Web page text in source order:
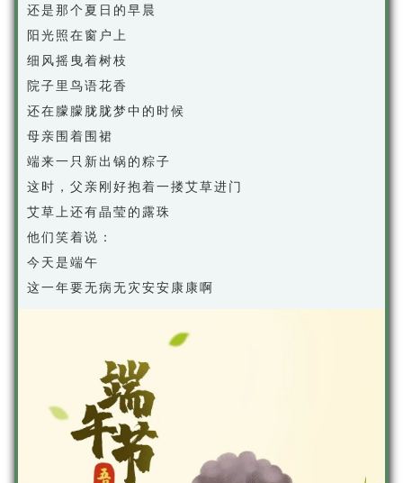
还是那个夏日的早晨
阳光照在窗户上
细风摇曳着树枝
院子里鸟语花香
还在朦朦胧胧梦中的时候
母亲围着围裙
端来一只新出锅的粽子
这时，父亲刚好抱着一搂艾草进门
艾草上还有晶莹的露珠
他们笑着说：
今天是端午
这一年要无病无灾安安康康啊